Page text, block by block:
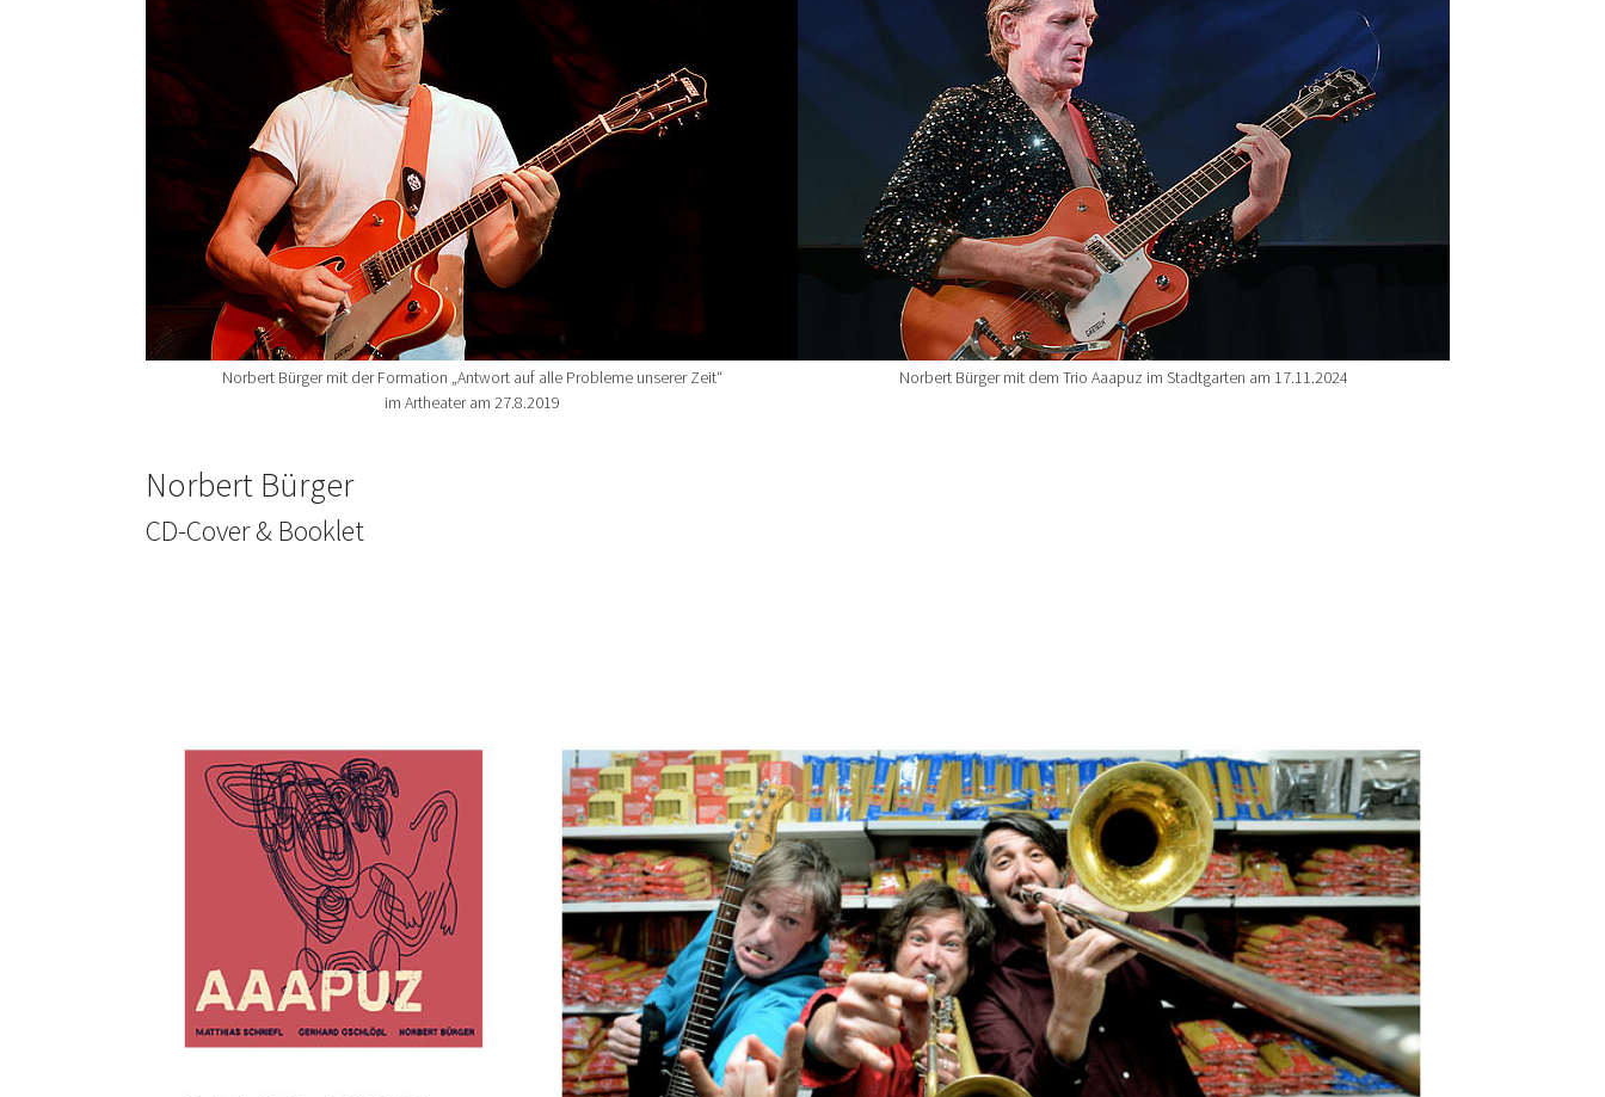
Norbert Bürger mit der Formation „Antwort auf alle Probleme unserer Zeit“
im Artheater am 27.8.2019
Norbert Bürger mit dem Trio Aaapuz im Stadtgarten am 17.11.2024
Norbert Bürger
CD-Cover & Booklet